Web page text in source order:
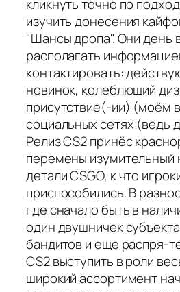
кликнуть точно по
изучить донесения
"Шансы дропа". Они день
располагать
контактировать:
новинок, колеблющий
присутствие(-ии) (моём
социальных сетях (ведь
Релиз CS2 принёс
перемены изумительный
детали CSGO, к что
приспособились. В
где сначало быть в
один двушничек
бандитов и еще распря-
CS2 выступить в роли
широкий ассортимент